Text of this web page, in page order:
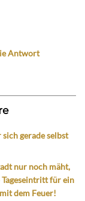
Antwort
gerade selbst
nur noch mäht,
Tageseintritt für ein
dem Feuer!